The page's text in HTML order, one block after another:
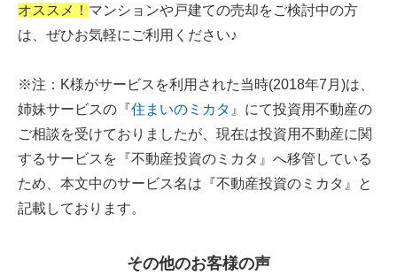
オススメ！ マンションや戸建ての売却をご検討中の方
は、ぜひお気軽にご利用ください♪
※注：K様がサービスを利用された当時(2018年7月)は、
姉妹サービスの『住まいのミカタ 』にて投資用不動産の
ご相談を受けておりましたが、現在は投資用不動産に関
するサービスを『不動産投資のミカタ』へ移管している
ため、本文中のサービス名は『不動産投資のミカタ』と
記載しております。
その他のお客様の声